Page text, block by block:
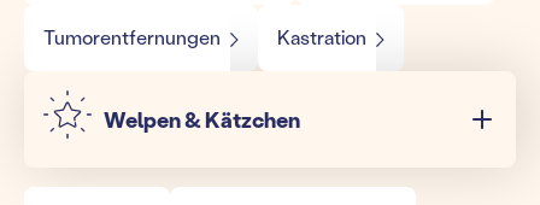
Tumorentfernungen Kastration
Welpen & Kätzchen